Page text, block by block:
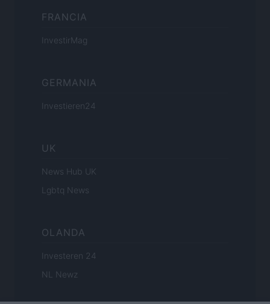
FRANCIA
InvestirMag
GERMANIA
Investieren24
UK
News Hub UK
Lgbtq News
OLANDA
Investeren 24
NL Newz